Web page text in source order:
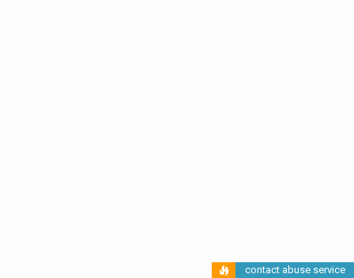
contact abuse service